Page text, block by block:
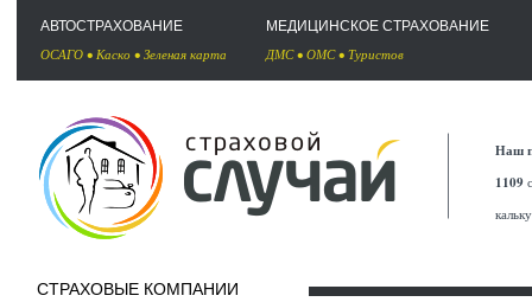
АВТОСТРАХОВАНИЕ
ОСАГО • Каско • Зеленая карта
МЕДИЦИНСКОЕ СТРАХОВАНИЕ
ДМС• ОМС• Туристов
Наш
1109
СТРАХОВЫЕ КОМПАНИИ